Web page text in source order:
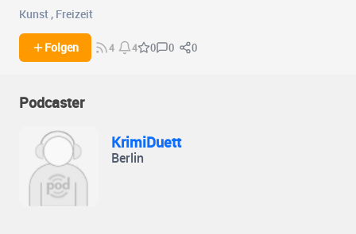
Kunst , Freizeit
Folgen 4 4 0 0 0
Podcaster
KrimiDuett
Berlin